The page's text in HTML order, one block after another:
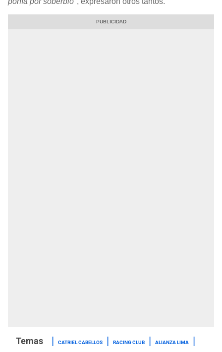
CATRIEL CABELLOS RACING CLUB
ALIANZA LIMA